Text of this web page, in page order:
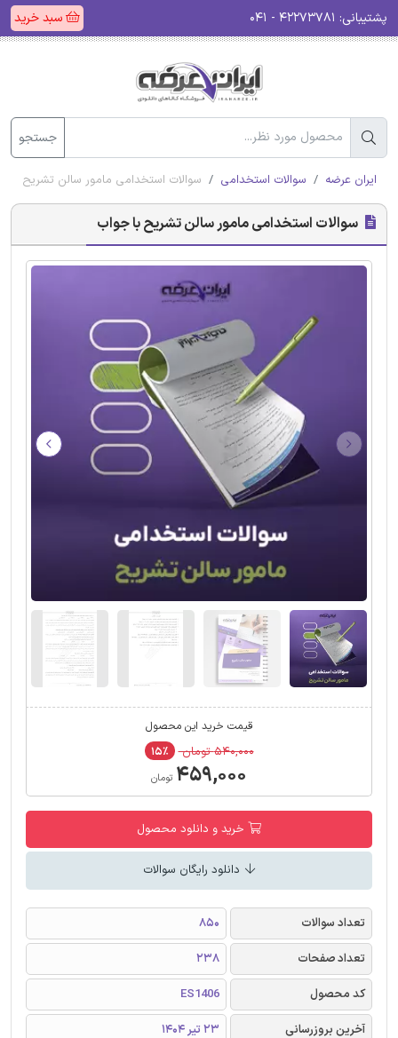
پشتیبانی: سبد خرید
جستجو
ایران عرضه سوالات استخدامی سوالات استخدامی مامور سالن تشریح با
سوالات استخدامی مامور سالن تشریح با جواب
قیمت خرید این محصول
۵۴۰,۰۰۰ تومان ۱۵٪
۴۵۹,۰۰۰ تومان
خرید و دانلود محصول
دانلود رایگان سوالات
تعداد سوالات
850
تعداد صفحات
238
کد محصول
ES1406
آخرین بروزرسانی
23 تیر 1404